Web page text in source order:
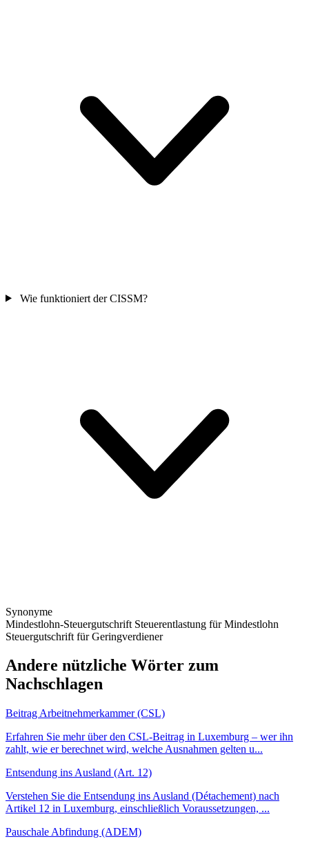
Wie funktioniert der CISSM?
Synonyme
Mindestlohn-Steuergutschrift Steuerentlastung für Mindestlohn
Steuergutschrift für Geringverdiener
Andere nützliche Wörter zum
Nachschlagen
Beitrag Arbeitnehmerkammer (CSL)
Erfahren Sie mehr über den CSL-Beitrag in Luxemburg – wer ihn
zahlt, wie er berechnet wird, welche Ausnahmen gelten u...
Entsendung ins Ausland (Art. 12)
Verstehen Sie die Entsendung ins Ausland (Détachement) nach
Artikel 12 in Luxemburg, einschließlich Voraussetzungen, ...
Pauschale Abfindung (ADEM)